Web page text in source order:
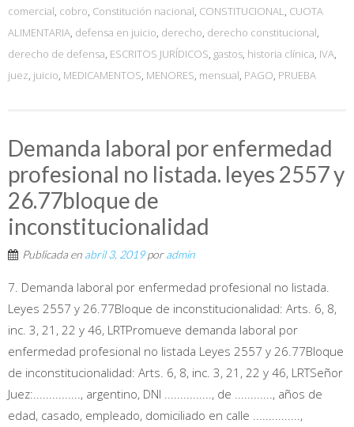
comercial, cobro, Constitución nacional, CONSTITUCIONAL, CUOTA
ALIMENTARIA, defensa en juicio, derecho, derecho constitucional,
derecho de defensa, ESCRITOS JURÍDICOS, gastos, historia clínica, IVA,
juez, juicio, MEDICAMENTOS, MENORES, mensual, PAGO, PRUEBA
Demanda laboral por enfermedad
profesional no listada. leyes 2557 y
26.77bloque de
inconstitucionalidad
Publicada en abril 3, 2019poradmin
7. Demanda laboral por enfermedad profesional no listada.
Leyes 2557 y 26.77Bloque de inconstitucionalidad: Arts. 6, 8,
inc. 3, 21, 22 y 46, LRTPromueve demanda laboral por
enfermedad profesional no listada Leyes 2557 y 26.77Bloque
de inconstitucionalidad: Arts. 6, 8, inc. 3, 21, 22 y 46, LRTSeñor
Juez:..............., argentino, DNI ..............., de ............, años de
edad, casado, empleado, domiciliado en calle ...............,